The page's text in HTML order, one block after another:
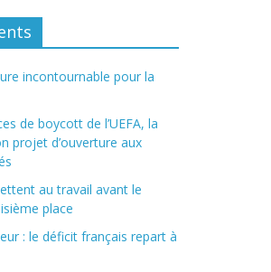
incontournable pour la
de boycott de l’UEFA, la
projet d’ouverture aux
au travail avant le
place
: le déficit français repart à